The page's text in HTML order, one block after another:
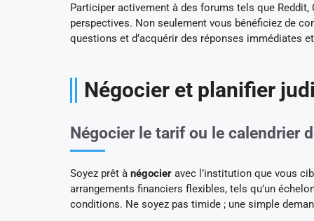
Participer activement à des forums tels que
perspectives. Non seulement vous bénéficiez de
questions et d’acquérir des réponses immédiates
Négocier et planifier
Négocier le tarif ou le calendrier
Soyez prêt à négocier avec l’institution que vous
arrangements financiers flexibles, tels qu’un
conditions. Ne soyez pas timide ; une simple